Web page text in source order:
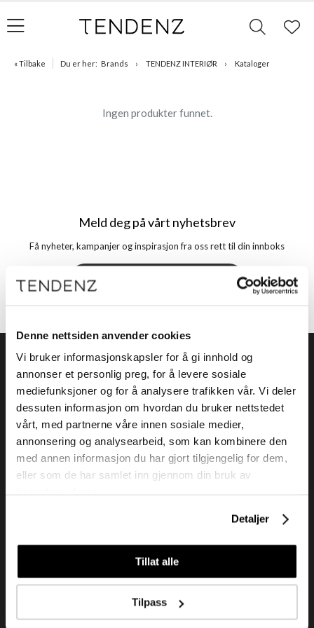
Denne nettsiden anvender cookies
Vi bruker informasjonskapsler for å gi innhold og
annonser et personlig preg, for å levere sosiale
mediefunksjoner og for å analysere trafikken vår. Vi deler
dessuten informasjon om hvordan du bruker nettstedet
vårt, med partnerne våre innen sosiale medier,
annonsering og analysearbeid, som kan kombinere den
med annen informasjon du har gjort tilgjengelig for dem,
eller som de har samlet inn gjennom din bruk av
Detaljer
Tillat alle
Tilpass
« Tilbake Du er her: Brands TENDENZ INTERIØR Kataloger
Ingen produkter funnet.
Meld deg på vårt nyhetsbrev
Få nyheter, kampanjer og inspirasjon fra oss rett til din innboks
Tendenz Hårpleie AS er en solid totalleverandør av
eksklusive merker og profesjonelle produkter til
frisør.
Telefon: +47 22 92 50 00